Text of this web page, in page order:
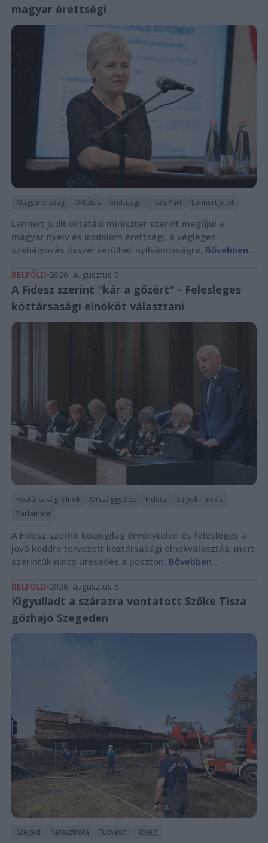
magyar érettségi
Magyarország Oktatás Érettségi Tisza Párt Lannert Judit
Lannert Judit oktatási miniszter szerint megújul a
magyar nyelv és irodalom érettségi, a végleges
szabályozás ősszel kerülhet nyilvánosságra. Bővebben...
BELFÖLD 2026. augusztus 5.
A Fidesz szerint "kár a gőzért" - Felesleges
köztársasági elnököt választani
Köztársasági elnök Országgyűlés Fidesz
Sulyok Tamás
Parlament
A Fidesz szerint közjogilag érvénytelen és felesleges a
jövő keddre tervezett köztársasági elnökválasztás, mert
szerintük nincs üresedés a poszton. Bővebben...
BELFÖLD 2026. augusztus 5.
Kigyulladt a szárazra vontatott Szőke Tisza
gőzhajó Szegeden
Szeged Katasztrófa Tűzvész Hőség